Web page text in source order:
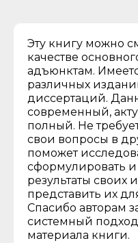
Эту книгу можно
качестве
адъюнктам.
различных
диссертаций.
современный,
полный. Не
свои вопросы в
поможет
сформулировать
результаты своих
представить их
Спасибо авторам
системный
материала книги.